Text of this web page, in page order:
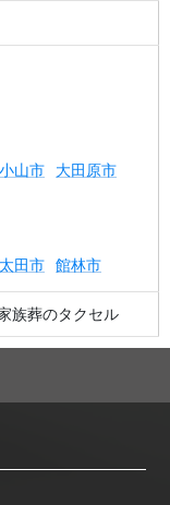
小山市 大田原市
太田市 館林市
族葬のタクセル